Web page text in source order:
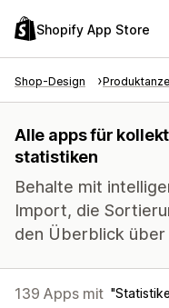
Shopify App Store
Shop-Design
Alle apps für
statistiken
Behalte mit
Import, die
den Überblick
139 Apps mit